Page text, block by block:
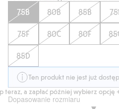
75B 80B 85B
75F 80C 80F
85D
Ten produkt nie jest już
a zapłać później wybierz opcję +
Dopasowanie rozmiaru